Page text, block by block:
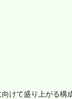
けて盛り上がる構